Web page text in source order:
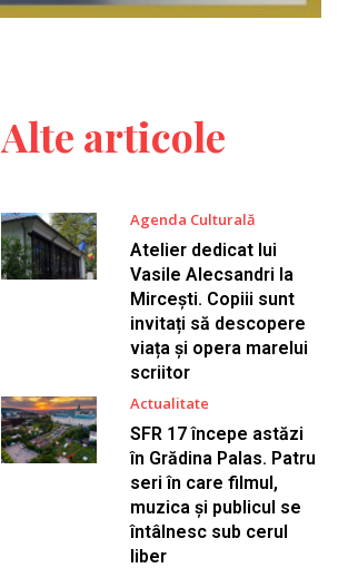
Alte articole
Agenda Culturală
Atelier dedicat lui
Vasile Alecsandri la
Mircești. Copiii sunt
invitați să descopere
viața și opera marelui
scriitor
Actualitate
SFR 17 începe astăzi
în Grădina Palas. Patru
seri în care filmul,
muzica și publicul se
întâlnesc sub cerul
liber